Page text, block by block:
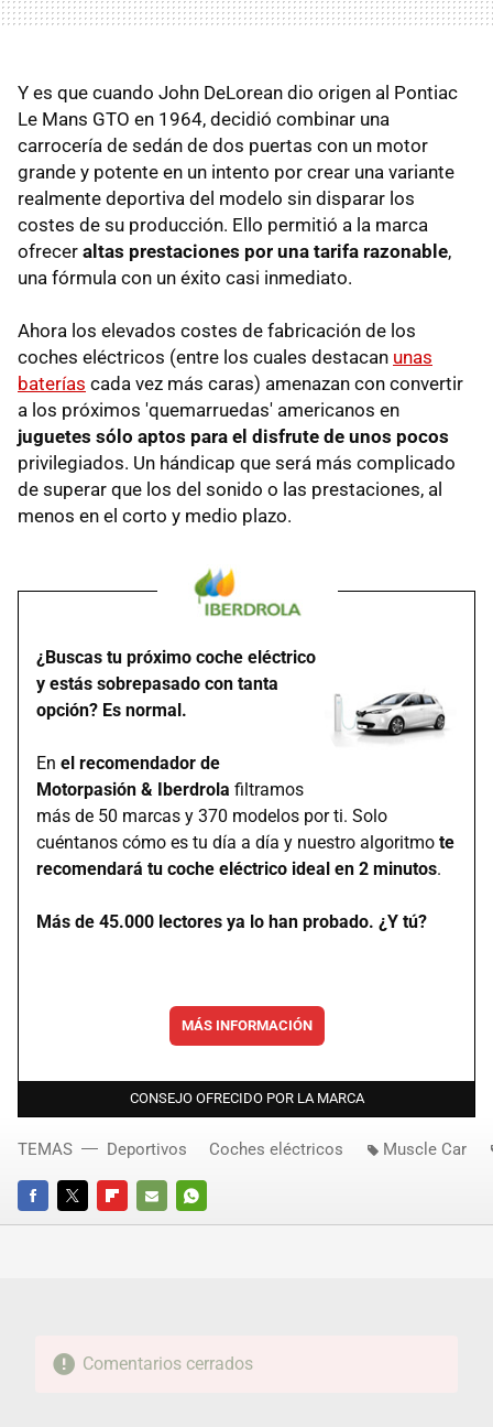
Y es que cuando John DeLorean dio origen al Pontiac
Le Mans GTO en 1964, decidió combinar una
carrocería de sedán de dos puertas con un motor
grande y potente en un intento por crear una variante
realmente deportiva del modelo sin disparar los
costes de su producción. Ello permitió a la marca
ofrecer altas prestaciones por una tarifa razonable,
una fórmula con un éxito casi inmediato.
Ahora los elevados costes de fabricación de los
coches eléctricos (entre los cuales destacan unas
baterías cada vez más caras) amenazan con convertir
a los próximos 'quemarruedas' americanos en
juguetes sólo aptos para el disfrute de unos pocos
privilegiados. Un hándicap que será más complicado
de superar que los del sonido o las prestaciones, al
menos en el corto y medio plazo.
¿Buscas tu próximo coche eléctrico
y estás sobrepasado con tanta
opción? Es normal.
En el recomendador de
Motorpasión & Iberdrola filtramos
más de 50 marcas y 370 modelos por ti. Solo
cuéntanos cómo es tu día a día y nuestro algoritmo te
recomendará tu coche eléctrico ideal en 2 minutos.
Más de 45.000 lectores ya lo han probado. ¿Y tú?
MÁS INFORMACIÓN
CONSEJO OFRECIDO POR LA MARCA
FACEBOOKTWITTERFLIPBOARD
E-
WHATSAPP
TEMAS Deportivos Coches eléctricos Muscle Car
Comentarios cerrados